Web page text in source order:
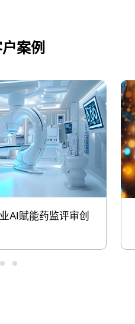
案例
AI赋能药监评审创